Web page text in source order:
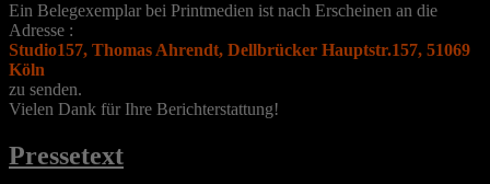
Ein Belegexemplar bei Printmedien ist nach Erscheinen an die
Adresse :
Studio157, Thomas Ahrendt, Dellbrücker Hauptstr.157, 51069
Köln
zu senden.
Vielen Dank für Ihre Berichterstattung!
Pressetext